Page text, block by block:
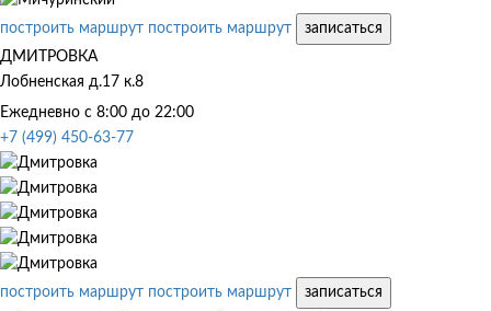
построить маршрут построить маршрут
записаться
ДМИТРОВКА
Лобненская д.17 к.8
Ежедневно с 8:00 до 22:00
+7 (499) 450-63-77
построить маршрут построить маршрут
записаться